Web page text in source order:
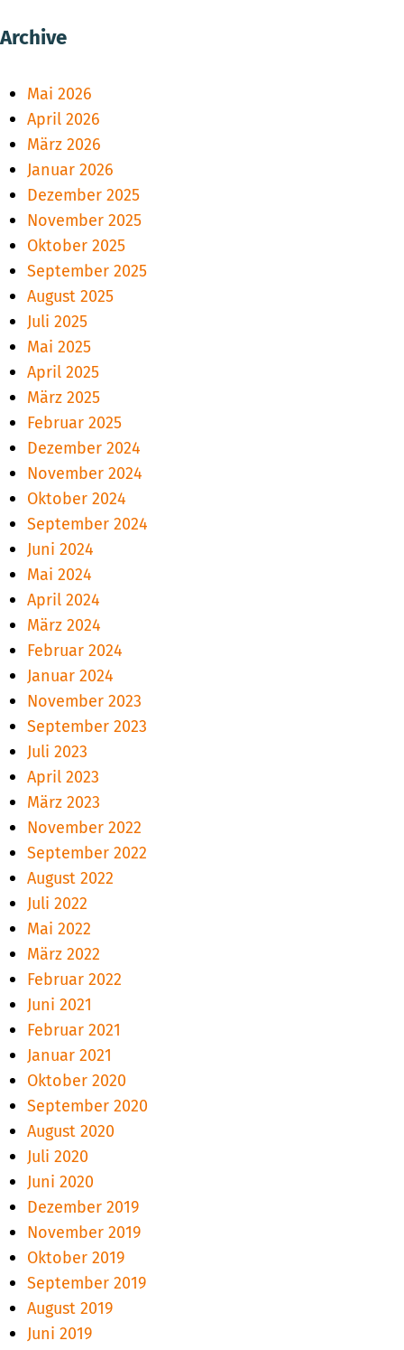
Archive
Mai 2026
April 2026
März 2026
Januar 2026
Dezember 2025
November 2025
Oktober 2025
September 2025
August 2025
Juli 2025
Mai 2025
April 2025
März 2025
Februar 2025
Dezember 2024
November 2024
Oktober 2024
September 2024
Juni 2024
Mai 2024
April 2024
März 2024
Februar 2024
Januar 2024
November 2023
September 2023
Juli 2023
April 2023
März 2023
November 2022
September 2022
August 2022
Juli 2022
Mai 2022
März 2022
Februar 2022
Juni 2021
Februar 2021
Januar 2021
Oktober 2020
September 2020
August 2020
Juli 2020
Juni 2020
Dezember 2019
November 2019
Oktober 2019
September 2019
August 2019
Juni 2019